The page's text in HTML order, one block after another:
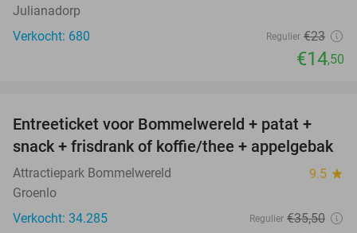
Julianadorp
Verkocht: 680
Regulier €23
€14,50
23%
Entreeticket voor Bommelwereld + patat +
snack + frisdrank of koffie/thee + appelgebak
Attractiepark Bommelwereld 9.5 star
Groenlo
Verkocht: 34.285
Regulier €35,50